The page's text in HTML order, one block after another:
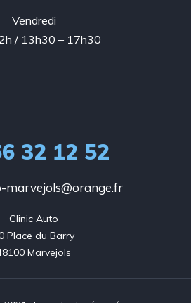
Vendredi
/ 13h30 – 17h30
32 12 52
marvejols@orange.fr
Clinic Auto
Place du Barry
Marvejols